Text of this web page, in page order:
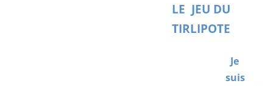
LE JEU DU
TIRLIPOTE
Je
suis